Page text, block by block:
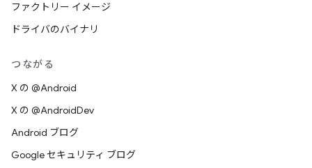
ファクトリー イメージ
ドライバのバイナリ
つながる
X の @Android
X の @AndroidDev
Android ブログ
Google セキュリティ ブログ